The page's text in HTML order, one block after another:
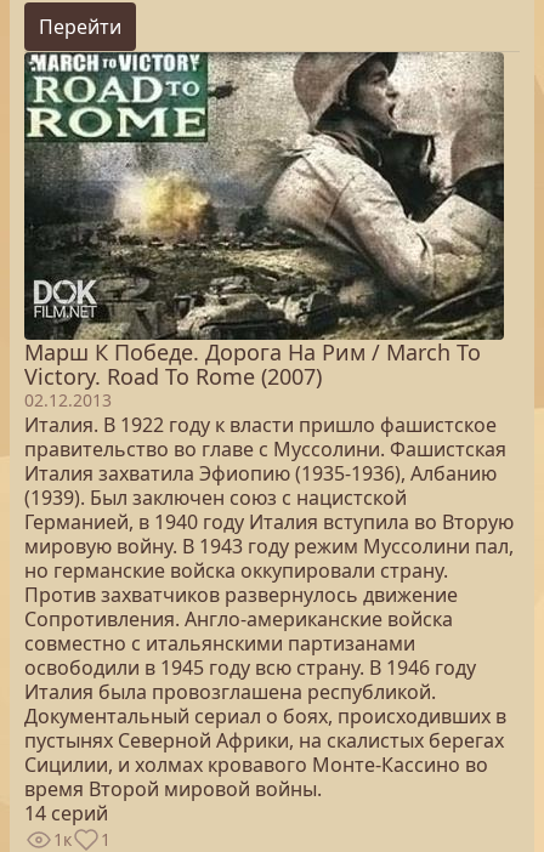
Перейти
Марш К Победе. Дорога На Рим / March To
Victory. Road To Rome (2007)
02.12.2013
Италия. В 1922 году к власти пришло фашистское
правительство во главе с Муссолини. Фашистская
Италия захватила Эфиопию (1935-1936), Албанию
(1939). Был заключен союз с нацистской
Германией, в 1940 году Италия вступила во Вторую
мировую войну. В 1943 году режим Муссолини пал,
но германские войска оккупировали страну.
Против захватчиков развернулось движение
Сопротивления. Англо-американские войска
совместно с итальянскими партизанами
освободили в 1945 году всю страну. В 1946 году
Италия была провозглашена республикой.
Документальный сериал о боях, происходивших в
пустынях Северной Африки, на скалистых берегах
Сицилии, и холмах кровавого Монте-Кассино во
время Второй мировой войны.
14 серий
1к 1